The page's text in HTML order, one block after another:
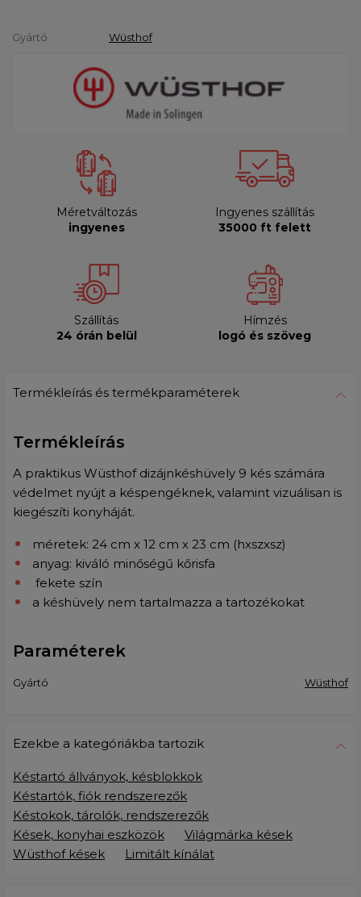
Gyártó Wüsthof
Méretváltozás
ingyenes
Ingyenes szállítás
35000 ft felett
Szállítás
24 órán belül
Hímzés
logó és szöveg
Termékleírás és termékparaméterek
Termékleírás
A praktikus Wüsthof dizájnkéshüvely 9 kés számára
védelmet nyújt a késpengéknek, valamint vizuálisan is
kiegészíti konyháját.
méretek: 24 cm x 12 cm x 23 cm (hxszxsz)
anyag: kiváló minőségű kőrisfa
fekete szín
a késhüvely nem tartalmazza a tartozékokat
Paraméterek
Gyártó Wüsthof
Ezekbe a kategóriákba tartozik
Késtartó állványok, késblokkok
Késtartók, fiók rendszerezők
Késtokok, tárolók, rendszerezők
Kések, konyhai eszközök
Világmárka kések
Wüsthof kések
Limitált kínálat